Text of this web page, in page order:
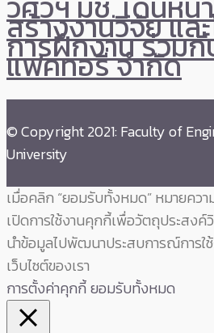
สร้างงานวิจัย แล
การฝึกงาน ร่วม
แฟคทอรี่ จำกัด
© Copyright 2021: Faculty of
University
เมื่อคลิก “ยอมรับทั้งหมด” หมายควา
เปิดการใช้งานคุกกี้เพื่อวัตถุประสงค์วิ
นำข้อมูลไปพัฒนาประสบการณ์การใ
เว็บไซต์ของเรา
การตั้งค่าคุกกี้ยอมรับทั้งหมด